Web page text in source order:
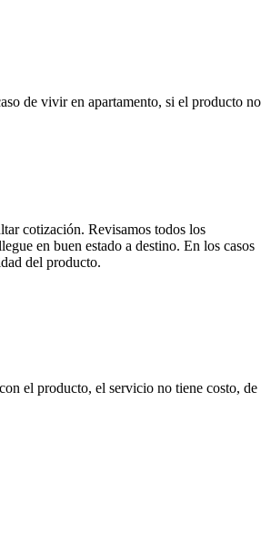
de vivir en apartamento, si el producto no
cotización. Revisamos todos los
en buen estado a destino. En los casos
del producto.
el producto, el servicio no tiene costo, de